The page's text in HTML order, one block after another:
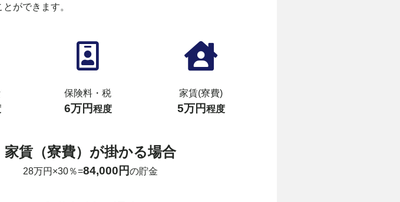
ができます。
保険料・税
6万円程度
家賃(寮費)
5万円程度
家賃（寮費）が掛かる場合
28万円×30％=84,000円の貯金